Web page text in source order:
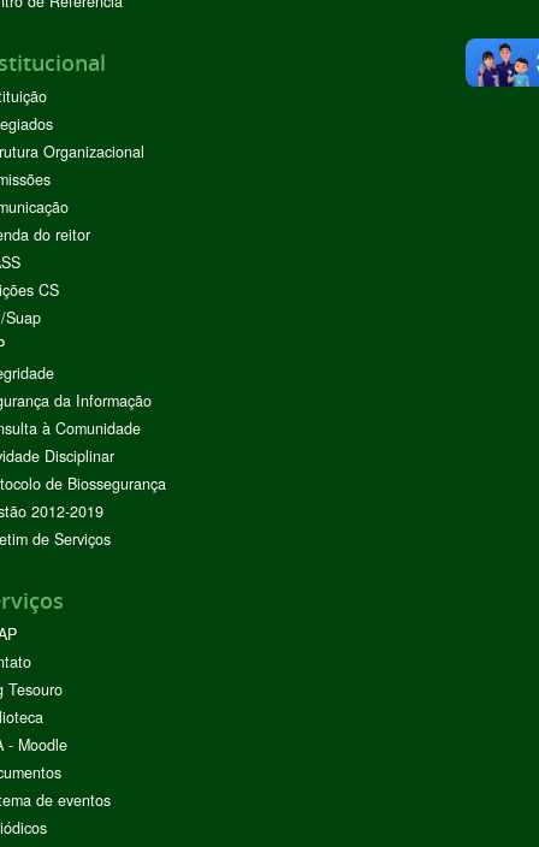
Organizacional
do reitor
CS
Suap
da Informação
à Comunidade
Disciplinar
de Biossegurança
2012-2019
de Serviços
Tesouro
- Moodle
de eventos